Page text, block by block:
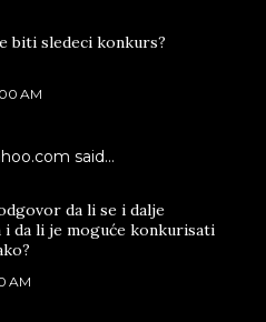
biti sledeci konkurs?
AM
said…
da li se i dalje
i da li je moguće konkurisati
AM